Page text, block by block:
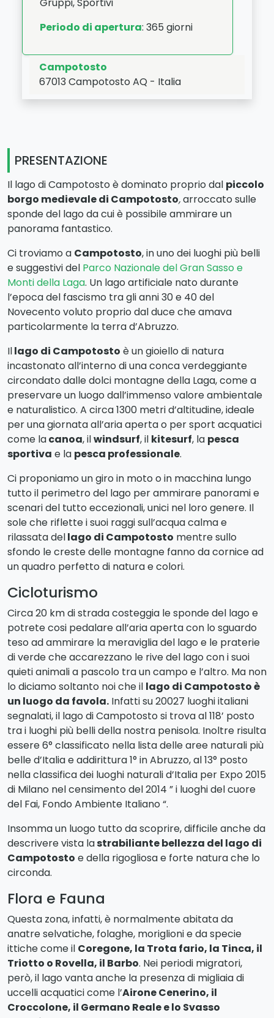
Ambientazione
Adatto per: Famiglie, Coppie, Single,
Periodo di apertura
PRESENTAZIONE
Il lago di Campotosto è dominato proprio dal
sponde del lago da cui è possibile ammirare un
panorama fantastico.
Ci troviamo aCampotosto, in uno dei luoghi più belli
e suggestivi delParco Nazionale del Gran Sasso e
Monti della Laga. Un lago artificiale nato durante
Novecento voluto proprio dal duce che amava
particolarmente la terra d’Abruzzo.
Illago di Campotostoè un gioiello di natura
incastonato all’interno di una conca verdeggiante
circondato dalle dolci montagne della Laga, come a
preservare un luogo dall’immenso valore ambientale
e naturalistico. A circa 1300 metri d’altitudine, ideale
come lacanoa, ilwindsurf, ilkitesurf, lapesca
sportivae lapesca professionale.
Ci proponiamo un giro in moto o in macchina lungo
tutto il perimetro del lago per ammirare panorami e
scenari del tutto eccezionali, unici nel loro genere. Il
sole che riflette i suoi raggi sull’acqua calma e
sfondo le creste delle montagne fanno da cornice ad
un quadro perfetto di natura e colori.
Cicloturismo
Circa 20 km di strada costeggia le sponde del lago e
potrete cosi pedalare all’aria aperta con lo sguardo
teso ad ammirare la meraviglia del lago e le praterie
di verde che accarezzano le rive del lago con i suoi
quieti animali a pascolo tra un campo e l’altro. Ma non
lo diciamo soltanto noi che illago di Campotosto è
un luogo da favola. Infatti su 20027 luoghi italiani
segnalati, il lago di Campotosto si trova al 118’ posto
tra i luoghi più belli della nostra penisola. Inoltre risulta
essere 6° classificato nella lista delle aree naturali più
belle d’Italia e addirittura 1° in Abruzzo, al 13° posto
di Milano nel censimento del 2014 ” i luoghi del cuore
del Fai, Fondo Ambiente Italiano “.
Insomma un luogo tutto da scoprire, difficile anche da
Campotostoe della rigogliosa e forte natura che lo
circonda.
Flora e Fauna
Questa zona, infatti, è normalmente abitata da
anatre selvatiche, folaghe, moriglioni e da specie
ittiche come ilCoregone, la Trota fario, la Tinca, il
Triotto o Rovella, il Barbo. Nei periodi migratori,
Servizio Eccellente
Verificato daTrustindex